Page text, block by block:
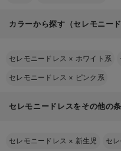
カラーから探す（セレモニード
セレモニードレス × ホワイト系
セレモニードレス × ピンク系
セレモニードレスをその他の
セレモニードレス × 新生児 セ